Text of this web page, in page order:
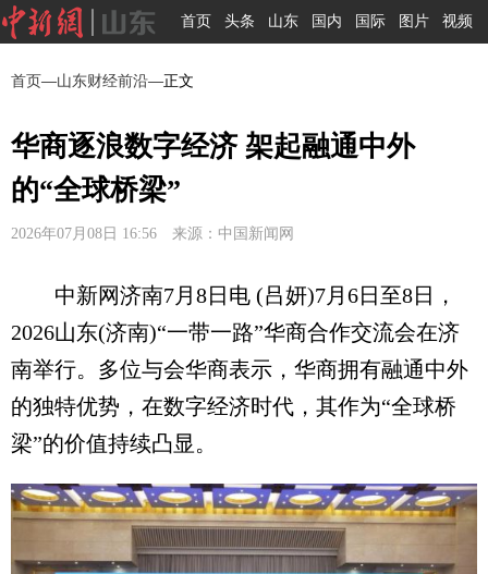
首页 头条 山东 国内 国际 图片 视频
首页—山东财经前沿—正文
华商逐浪数字经济 架起融通中外
的“全球桥梁”
2026年07月08日 16:56 来源：中国新闻网
中新网济南7月8日电 (吕妍)7月6日至8日，
2026山东(济南)“一带一路”华商合作交流会在济
南举行。多位与会华商表示，华商拥有融通中外
的独特优势，在数字经济时代，其作为“全球桥
梁”的价值持续凸显。